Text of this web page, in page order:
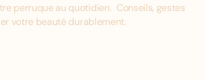
perruque au quotidien. Conseils, gestes
votre beauté durablement.